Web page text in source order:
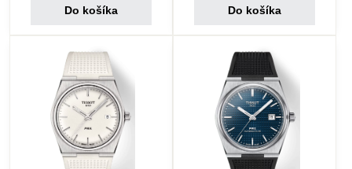
Do košíka Do košíka